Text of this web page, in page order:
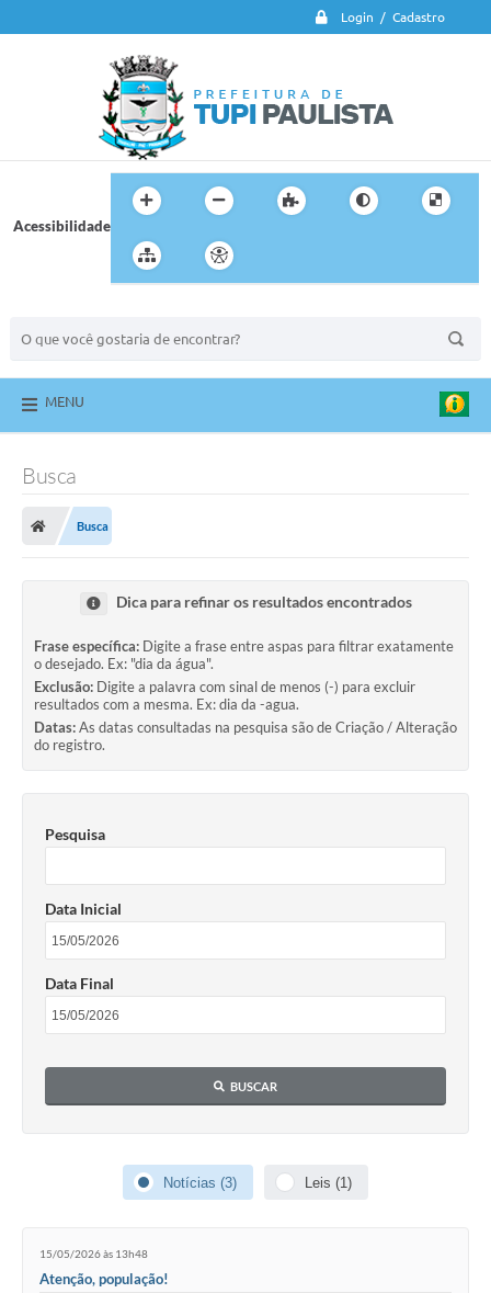
Login / Cadastro
Acessibilidade
MENU
Busca
Busca
Dica para refinar os resultados encontrados
Frase específica: Digite a frase entre aspas para filtrar exatamente
o desejado. Ex: "dia da água".
Exclusão: Digite a palavra com sinal de menos (-) para excluir
resultados com a mesma. Ex: dia da -agua.
Datas:As datas consultadas na pesquisa são de Criação / Alteração
do registro.
Pesquisa
Data Inicial
Data Final
BUSCAR
Notícias (3) Leis (1)
15/05/2026 às 13h48
Atenção, população!